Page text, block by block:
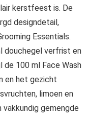
kerstfeest is. De
designdetail,
Essentials.
douchegel verfrist en
de 100 ml Face Wash
en het gezicht
limoen en
gemengde